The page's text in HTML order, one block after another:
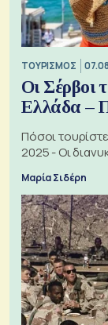
ΤΟΥΡΙΣΜΟΣ
Οι Σέρβοι
Ελλάδα –
Πόσοι
2025 - Οι
Μαρία Σιδέρη